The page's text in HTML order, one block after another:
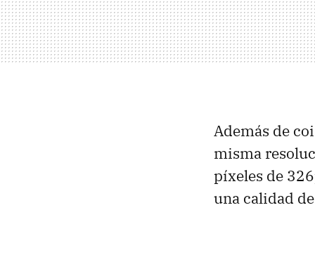
Además de
misma
píxeles de
una calidad